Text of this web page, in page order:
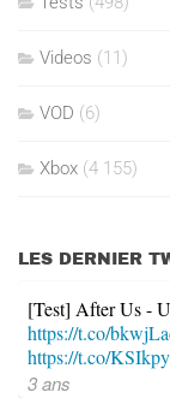
Videos (11)
VOD (6)
Xbox (4 155)
LES DERNIER
[Test] After Us -
https://t.co/
https://t.co/
3 ans